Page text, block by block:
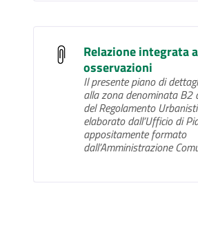
Relazione integrata
osservazioni
Il presente piano di
alla zona denominata B2
del Regolamento
elaborato dall’Ufficio di
appositamente formato
dall’Amministrazione